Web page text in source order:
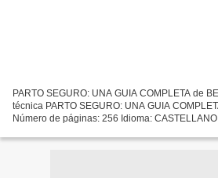
PARTO SEGURO: UNA GUIA COMPLETA de
técnica PARTO SEGURO: UNA GUIA
Número de páginas: 256 Idioma: CASTELLANO
Descargar...